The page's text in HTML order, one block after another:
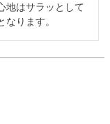
地はサラッとして
ります。